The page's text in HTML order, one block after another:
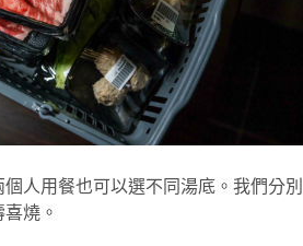
人用餐也可以選不同湯底。我們分別
燒。